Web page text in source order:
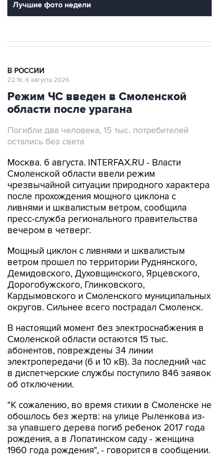
Лучшие фото недели
В РОССИИ
22:16, 6 августа 2026
Режим ЧС введен в Смоленской
области после урагана
Погибли два человека, 15 тыс. потребителей
остались без света
Москва. 6 августа. INTERFAX.RU - Власти
Смоленской области ввели режим
чрезвычайной ситуации природного характера
после прохождения мощного циклона с
ливнями и шквалистым ветром, сообщила
пресс-служба регионального правительства
вечером в четверг.
Мощный циклон с ливнями и шквалистым
ветром прошел по территории Руднянского,
Демидовского, Духовщинского, Ярцевского,
Дорогобужского, Глинковского,
Кардымовского и Смоленского муниципальных
округов. Сильнее всего пострадал Смоленск.
В настоящий момент без электроснабжения в
Смоленской области остаются 15 тыс.
абонентов, повреждены 34 линии
электропередачи (6 и 10 кВ). За последний час
в диспетчерские службы поступило 846 заявок
об отключении.
"К сожалению, во время стихии в Смоленске не
обошлось без жертв: на улице Рыленкова из-
за упавшего дерева погиб ребенок 2017 года
рождения, а в Лопатинском саду - женщина
1960 года рождения", - говорится в сообщении.